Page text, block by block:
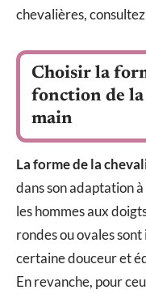
chevalières,
Choisir la
fonction de
main
La forme de la
dans son adaptation
les hommes aux
rondes ou ovales
certaine douceur et
En revanche, pour